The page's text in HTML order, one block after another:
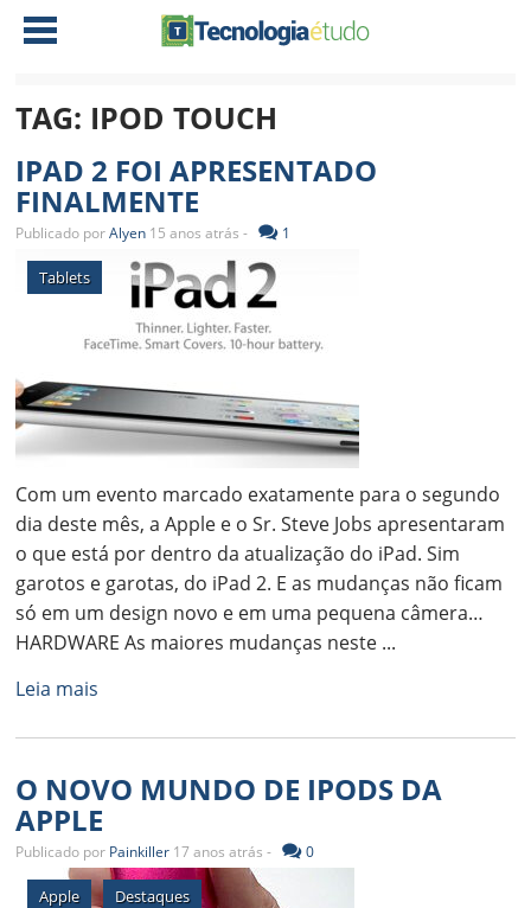
NOTÍCIAS
AMD
INTEL
ATI
NOTEBOOKS
TABLETS
CELULAR
IOS
JOGOS
DOWNLOADS
TAG: IPOD TOUCH
IPAD 2 FOI APRESENTADO
FINALMENTE
Publicado porAlyen 15 anos atrás - 1
Tablets
Com um evento marcado exatamente para o segundo
dia deste mês, a Apple e o Sr. Steve Jobs apresentaram
o que está por dentro da atualização do iPad. Sim
garotos e garotas, do iPad 2. E as mudanças não ficam
só em um design novo e em uma pequena câmera…
HARDWARE As maiores mudanças neste ...
Leia mais
O NOVO MUNDO DE IPODS DA
APPLE
Publicado por Painkiller 17 anos atrás - 0
Apple Destaques